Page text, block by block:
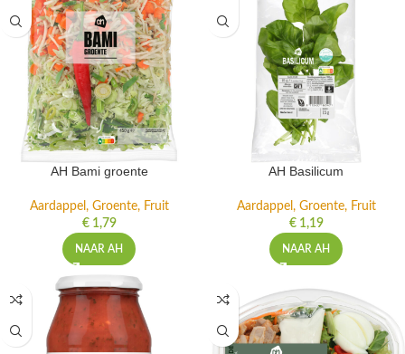
AH Bami groente
Aardappel, Groente, Fruit
€1,79
NAAR AH
AH Basilicum
Aardappel, Groente, Fruit
€1,19
NAAR AH